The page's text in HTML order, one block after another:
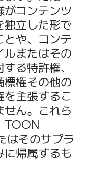
がコンテンツ
独立した形で
とや、コンテ
ルまたはその
る特許権、
標権その他の
を主張するこ
せん。これら
TOON
はそのサプラ
に帰属するも